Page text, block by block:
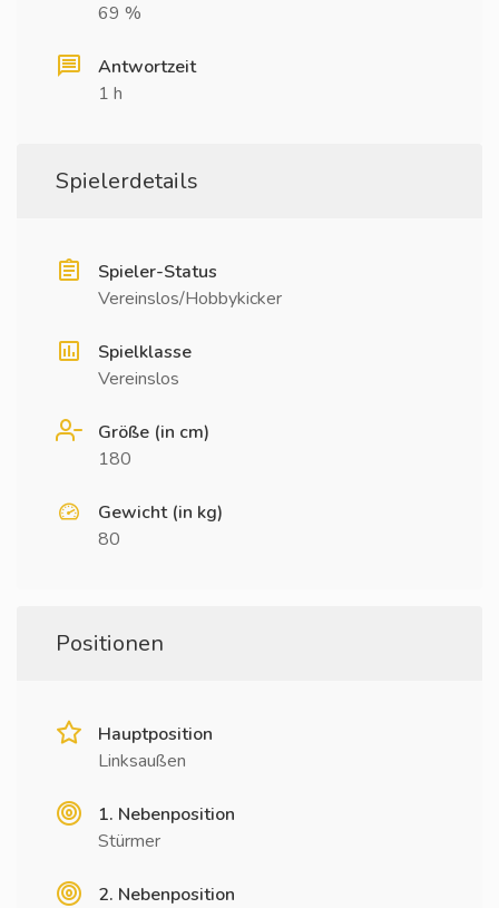
69 %
Antwortzeit
1 h
Spielerdetails
Spieler-Status
Vereinslos/Hobbykicker
Spielklasse
Vereinslos
Größe (in cm)
180
Gewicht (in kg)
80
Positionen
Hauptposition
Linksaußen
1. Nebenposition
Stürmer
2. Nebenposition